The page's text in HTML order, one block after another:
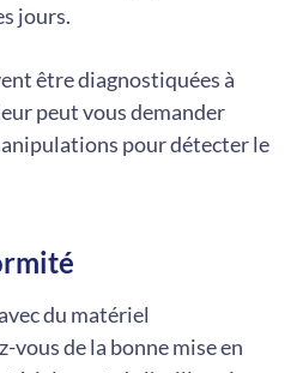
jours.
être diagnostiquées à
peut vous demander
pour détecter le
du matériel
vous de la bonne mise en